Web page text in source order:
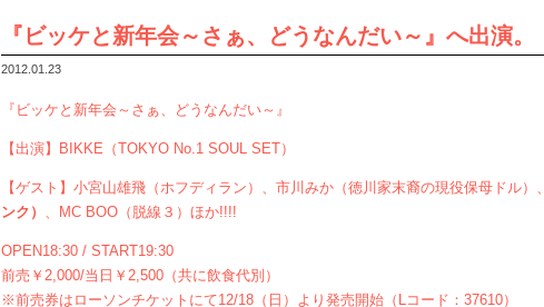
『ビッケと新年会～さぁ、どうなんだい～』へ出演。
2012.01.23
『ビッケと新年会～さぁ、どうなんだい～』
【出演】BIKKE（TOKYO No.1 SOUL SET）
【ゲスト】小宮山雄飛（ホフディラン）、市川みか（徳川家末裔の現役保母ドル）、
ンク） 、MC BOO（脱線３）ほか!!!!
OPEN18:30 / START19:30
前売￥2,000/当日￥2,500（共に飲食代別）
※前売券はローソンチケットにて12/18（日）より発売開始（Lコード：37610）